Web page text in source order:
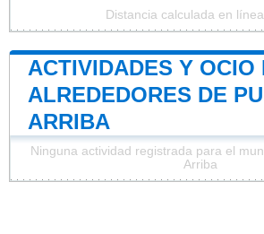
Distancia calculada en
ACTIVIDADES Y OCIO
ALREDEDORES DE
ARRIBA
Ninguna actividad registrada para el
Arriba